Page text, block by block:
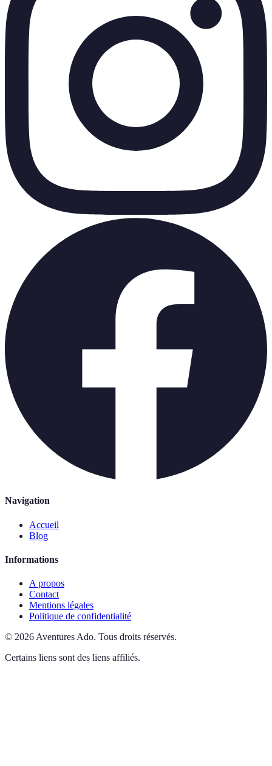
Navigation
Accueil
Blog
Informations
A propos
Contact
Mentions légales
Politique de confidentialité
© 2026 Aventures Ado. Tous droits réservés.
Certains liens sont des liens affiliés.